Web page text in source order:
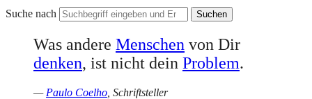
Suche nach
Was andere Menschen von Dir
denken, ist nicht dein Problem.
— Paulo Coelho , Schriftsteller